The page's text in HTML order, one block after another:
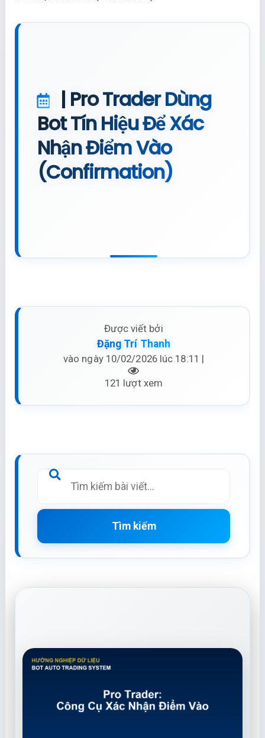
| Pro Trader Dùng
Bot Tín Hiệu Để Xác
Nhận Điểm Vào
(Confirmation)
Được viết bởi
Đặng Trí Thanh
vào ngày 10/02/2026 lúc 18:11 |
121 lượt xem
Tìm kiếm